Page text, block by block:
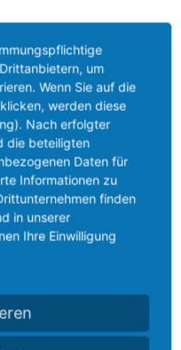
von unseren
uns zur Löschung
Speicherung
die
Cookies
bis Sie sie löschen.
– insb.
unberührt.
zu eigenen
haben wir keinen
um
Wenn Sie auf die
werden diese
Nach erfolgter
die beteiligten
Daten für
Informationen zu
finden
in unserer
Ihre Einwilligung